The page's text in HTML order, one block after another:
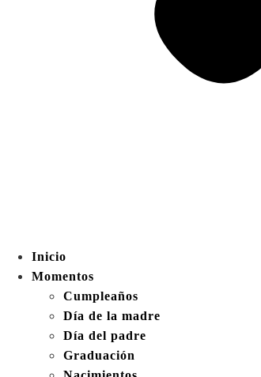
Inicio
Momentos
Cumpleaños
Día de la madre
Día del padre
Graduación